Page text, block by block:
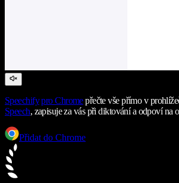
Speechify pro Chromepřečte vše přímo v
Speech, zapisuje za vás při diktování a odpoví na
Přidat do Chrome